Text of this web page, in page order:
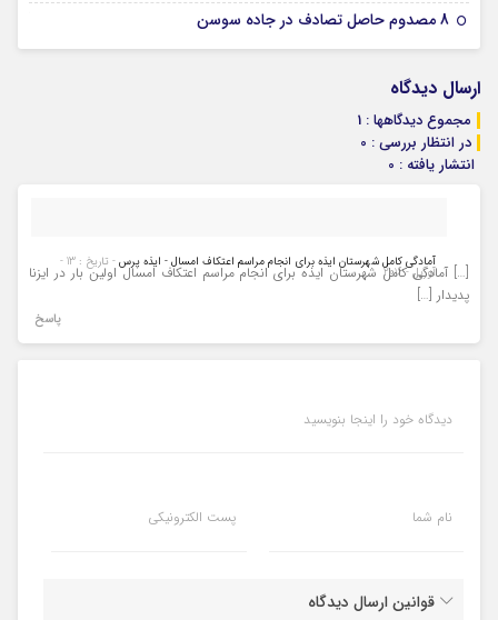
8 مصدوم حاصل تصادف در جاده سوسن
ارسال دیدگاه
مجموع دیدگاهها : 1
در انتظار بررسی : 0
انتشار یافته : 0
آمادگی کامل شهرستان ایذه برای انجام مراسم اعتکاف امسال - ایذه پرس - تاریخ : 13 -
آوریل - 2016
[…] آمادگی کامل شهرستان ایذه برای انجام مراسم اعتکاف امسال اولین بار در ایزنا
پدیدار […]
پاسخ
دیدگاه خود را اینجا بنویسید
نام شما پست الکترونیکی
قوانین ارسال دیدگاه